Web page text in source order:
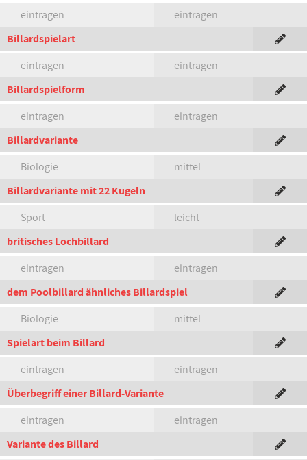
eintragen
eintragen
Billardspielart
eintragen
eintragen
Billardspielform
eintragen
eintragen
Billardvariante
Biologie
mittel
Billardvariante mit 22 Kugeln
Sport
leicht
britisches Lochbillard
eintragen
eintragen
dem Poolbillard ähnliches Billardspiel
Biologie
mittel
Spielart beim Billard
eintragen
eintragen
Überbegriff einer Billard-Variante
eintragen
eintragen
Variante des Billard